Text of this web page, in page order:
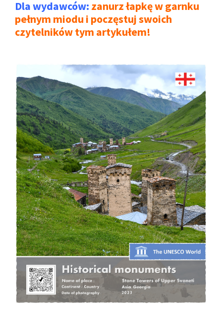
Dla wydawców: zanurz łapkę w garnku
pełnym miodu i poczęstuj swoich
czytelników tym artykułem!